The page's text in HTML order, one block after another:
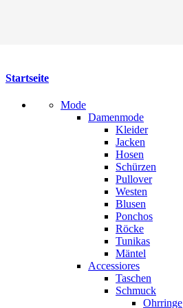
Startseite
Mode
Damenmode
Kleider
Jacken
Hosen
Schürzen
Pullover
Westen
Blusen
Ponchos
Röcke
Tunikas
Mäntel
Accessiores
Taschen
Schmuck
Ohrringe